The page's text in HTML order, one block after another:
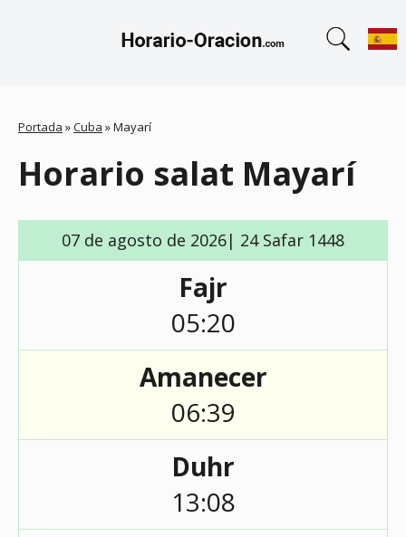
Portada »Cuba »Mayarí
Horario salat Mayarí
07 de agosto de 2026| 24 Safar 1448
Fajr
05:20
Amanecer
06:39
Duhr
13:08